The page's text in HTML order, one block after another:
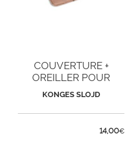
COUVERTURE +
OREILLER POUR
POUPÉE - CHERRY
KONGES SLOJD
14,00€